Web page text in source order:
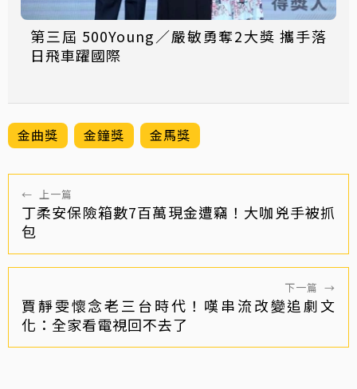
第三屆 500Young／嚴敏勇奪2大獎 攜手落
日飛車躍國際
金曲獎 金鐘獎 金馬獎
← 上一篇
丁柔安保險箱數7百萬現金遭竊！大咖兇手被抓
包
下一篇 →
賈靜雯懷念老三台時代！嘆串流改變追劇文
化：全家看電視回不去了